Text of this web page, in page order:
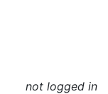
not logged in